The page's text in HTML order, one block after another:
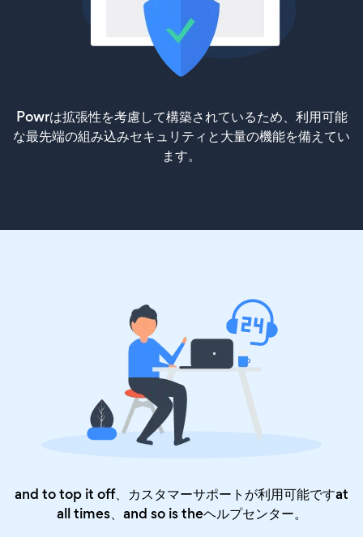
Powrは拡張性を考慮して構築されているため、利用可能
な最先端の組み込みセキュリティと大量の機能を備えてい
ます。
and to top it off、カスタマーサポートが利用可能ですat
all times、and so is theヘルプセンター。